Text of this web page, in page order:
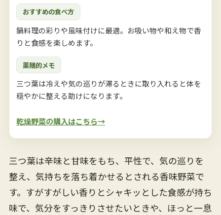
おすすめの食べ方
鍋料理の彩りや風味付けに最適。お吸い物や和え物で香
りと食感を楽しめます。
薬膳的メモ
三つ葉は冷えや気の巡りが滞るときに取り入れると体を
穏やかに整える助けになります。
乾燥野菜の購入はこちら→
三つ葉は辛味と甘味をもち、平性で、気の巡りを
整え、気持ちを落ち着かせるとされる香味野菜で
す。すがすがしい香りとシャキッとした食感が持ち
味で、気分をすっきりさせたいときや、ほっと一息